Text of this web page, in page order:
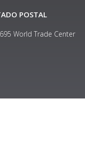
POSTAL
World Trade Center